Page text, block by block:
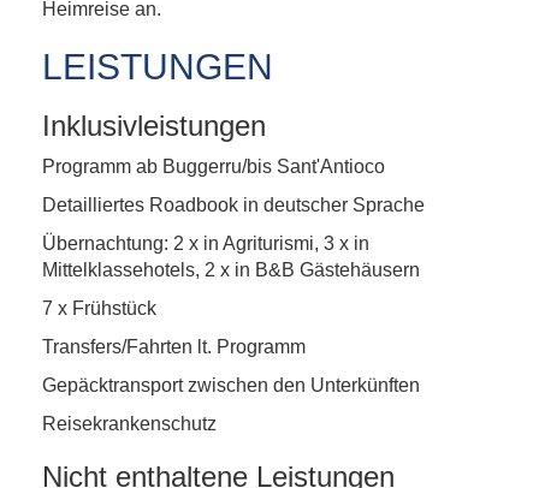
Heimreise an.
LEISTUNGEN
Inklusivleistungen
Programm ab Buggerru/bis Sant'Antioco
Detailliertes Roadbook in deutscher Sprache
Übernachtung: 2 x in Agriturismi, 3 x in
Mittelklassehotels, 2 x in B&B Gästehäusern
7 x Frühstück
Transfers/Fahrten lt. Programm
Gepäcktransport zwischen den Unterkünften
Reisekrankenschutz
Nicht enthaltene Leistungen